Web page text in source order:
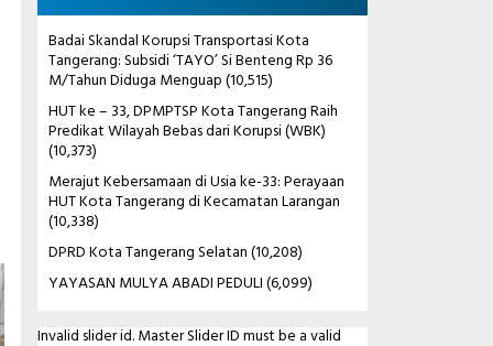
Badai Skandal Korupsi Transportasi Kota
Tangerang: Subsidi ‘TAYO’ Si Benteng Rp 36
M/Tahun Diduga Menguap(10,515)
HUT ke – 33, DPMPTSP Kota Tangerang Raih
Predikat Wilayah Bebas dari Korupsi (WBK)
(10,373)
Merajut Kebersamaan di Usia ke-33: Perayaan
HUT Kota Tangerang di Kecamatan Larangan
(10,338)
DPRD Kota Tangerang Selatan(10,208)
YAYASAN MULYA ABADI PEDULI(6,099)
Invalid slider id. Master Slider ID must be a valid